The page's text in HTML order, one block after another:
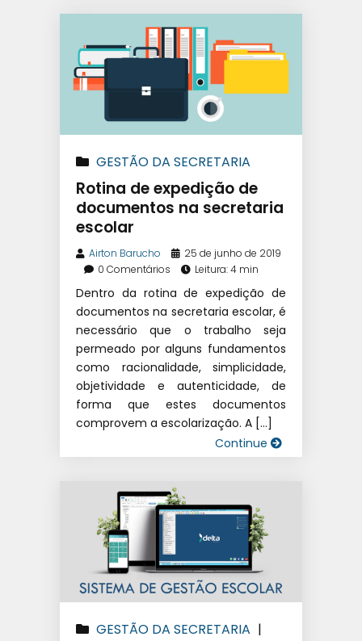
GESTÃO DA SECRETARIA
Rotina de expedição de
documentos na secretaria
escolar
Airton Barucho
25 de junho de 2019
0 Comentários
Leitura: 4 min
Dentro da rotina de expedição de
documentos na secretaria escolar, é
necessário que o trabalho seja
permeado por alguns fundamentos
como racionalidade, simplicidade,
objetividade e autenticidade, de
forma que estes documentos
comprovem a escolarização. A […]
Continue
GESTÃO DA SECRETARIA |